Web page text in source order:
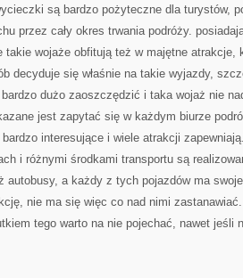
są bardzo pożyteczne dla turystów,
przez cały okres trwania podróży.
takie wojaże obfitują też w majętne atrakcje,
decyduje się właśnie na takie wyjazdy,
dużo zaoszczędzić i taka wojaż nie
jest zapytać się w każdym biurze
interesujące i wiele atrakcji
i różnymi środkami transportu są
autobusy, a każdy z tych pojazdów ma
nie ma się więc co nad nimi
tego warto na nie pojechać, nawet jeśli